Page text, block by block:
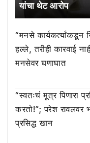
यांचा थेट आरोप
“मनसे कार्यकर्त्यांकडून
हल्ले, तरीही कारवाई
मनसेवर घणाघात
“स्वतःचं मूत्र पिणारा
करतो!”; परेश रावलवर
प्रसिद्ध खान